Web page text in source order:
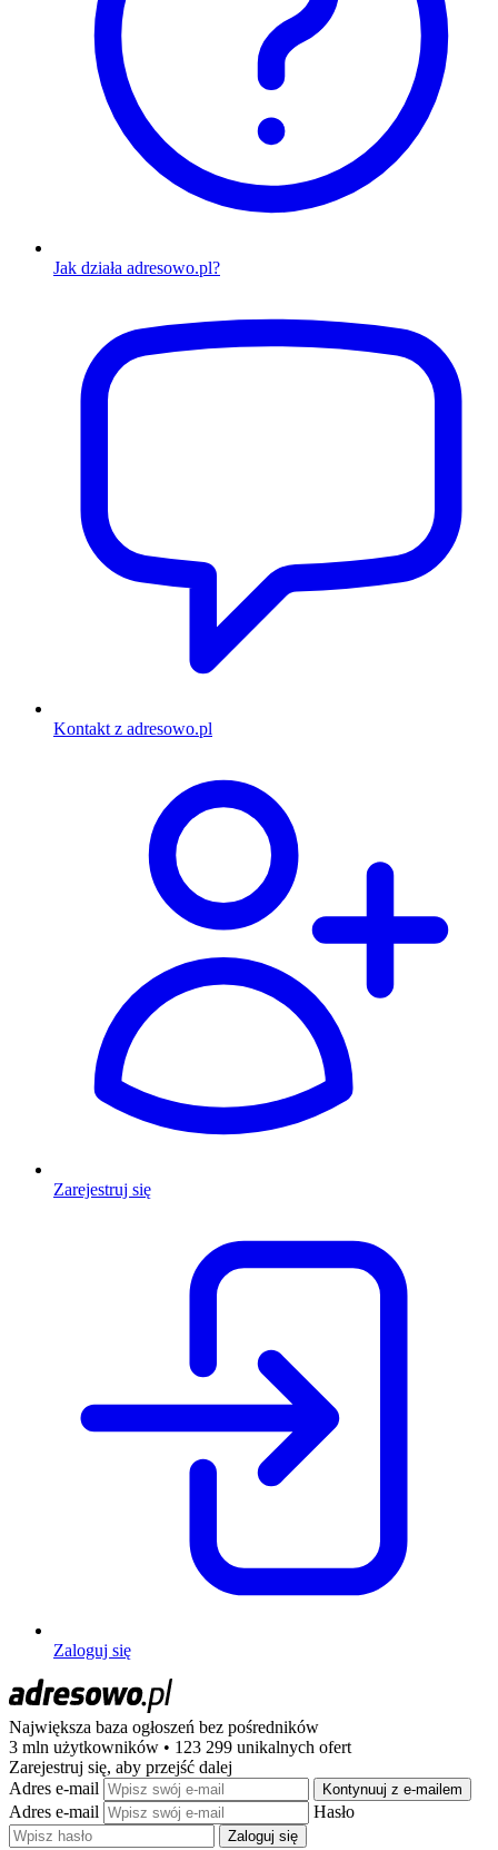
Jak działa adresowo.pl?
Kontakt z adresowo.pl
Zarejestruj się
Zaloguj się
Największa baza ogłoszeń bez pośredników
3 mln użytkowników • 123 299 unikalnych ofert
Zarejestruj się, aby przejść dalej
Adres e-mail
Kontynuuj z e-mailem
Adres e-mail Hasło
Zaloguj się